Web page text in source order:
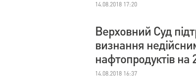
14.08.2018 17:20
Верховний Суд
визнання
нафтопродуктів на
14.08.2018 16:37